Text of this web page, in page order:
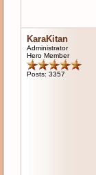
KaraKitan
Administrator
Hero Member
Posts: 3357